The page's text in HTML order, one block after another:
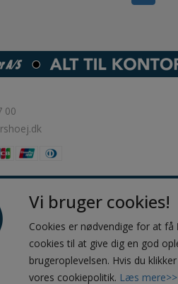
00
Vi bruger cookies!
Cookies er nødvendige for at få
cookies til at give dig en god
brugeroplevelsen. Hvis du
vores cookiepolitik. Læs mere>>